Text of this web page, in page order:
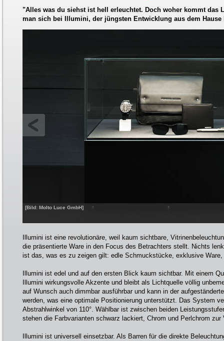
"Alles was du siehst ist hell erleuchtet. Doch woher kommt das
man sich bei Illumini, der jüngsten Entwicklung aus dem Hause
[Bild: Molto Luce GmbH]
Illumini ist eine revolutionäre, weil kaum sichtbare,
die präsentierte Ware in den Focus des Betrachters stellt. Nichts
ist das, was es zu zeigen gilt: edle Schmuckstücke, exklusive
Illumini ist edel und auf den ersten Blick kaum sichtbar. Mit einem
Illumini wirkungsvolle Akzente und bleibt als Lichtquelle völlig
auf Wunsch auch dimmbar ausführbar und kann in der
werden, was eine optimale Positionierung unterstützt. Das System
Abstrahlwinkel von 110°. Wählbar ist zwischen beiden
stehen die Farbvarianten schwarz lackiert, Chrom und Perlchrom zur
Illumini ist universell einsetzbar. Als Barren für die direkte